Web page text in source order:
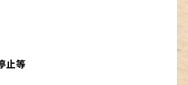
止等